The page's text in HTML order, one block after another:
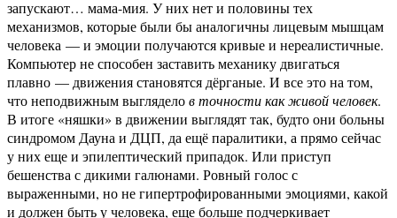
запускают… мама-мия. У них нет и половины тех
механизмов, которые были бы аналогичны лицевым мышцам
человека — и эмоции получаются кривые и нереалистичные.
Компьютер не способен заставить механику двигаться
плавно — движения становятся дёрганые. И все это на том,
что неподвижным выгляделов точности как живой человек.
В итоге «няшки» в движении выглядят так, будто они больны
синдромом Дауна и ДЦП, да ещё паралитики, а прямо сейчас
у них еще и эпилептический припадок. Или приступ
бешенства с дикими галюнами. Ровный голос с
выраженными, но не гипертрофированными эмоциями, какой
и должен быть у человека, еще больше подчеркивает